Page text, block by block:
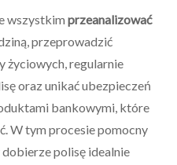
wszystkim przeanalizować
przeprowadzić
życiowych, regularnie
oraz unikać ubezpieczeń
bankowymi, które
W tym procesie pomocny
polisę idealnie